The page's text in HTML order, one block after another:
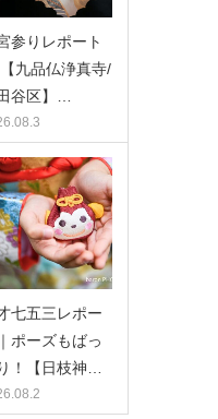
参りレポート
【九品仏浄真寺/
谷区】…
七五三レポー
ポーズもばっ
！【日枝神…